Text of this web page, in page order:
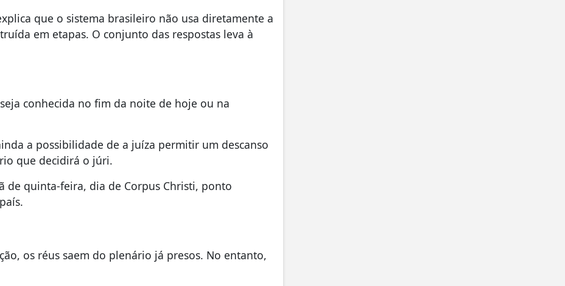
que o sistema brasileiro não usa diretamente a
em etapas. O conjunto das respostas leva à
conhecida no fim da noite de hoje ou na
a possibilidade de a juíza permitir um descanso
que decidirá o júri.
de quinta-feira, dia de Corpus Christi, ponto
os réus saem do plenário já presos. No entanto,